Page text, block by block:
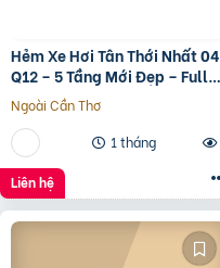
Hẻm Xe Hơi Tân Thới Nhất 04
Q12 – 5 Tầng Mới Đẹp – Full
Nội Thất – Giá 7.3 Tỷ
Ngoài Cần Thơ
1 tháng
Liên hệ